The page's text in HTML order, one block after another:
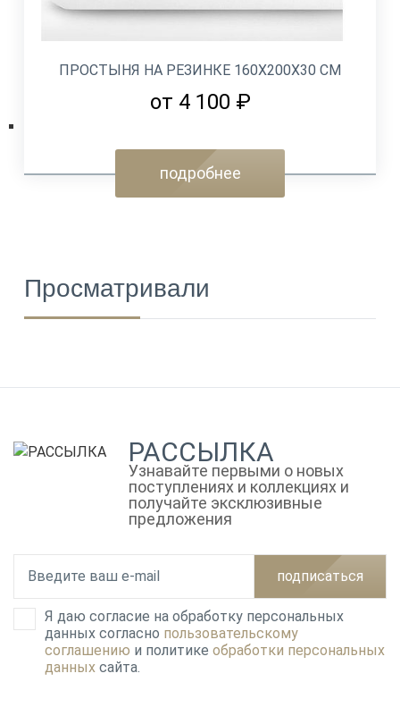
ПРОСТЫНЯ НА РЕЗИНКЕ 160Х200Х30 СМ
от 4 100 ₽
подробнее
Просматривали
РАССЫЛКА
Узнавайте первыми о новых
поступлениях и коллекциях и
получайте эксклюзивные
предложения
подписаться
Я даю согласие на обработку персональных
данных согласно пользовательскому
соглашению и политике обработки персональных
данных сайта.